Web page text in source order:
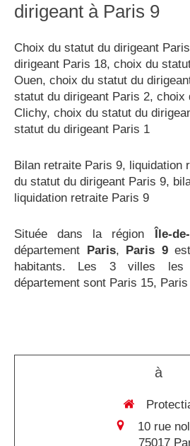
dirigeant à Paris 9
Choix du statut du dirigeant
dirigeant Paris 18, choix du
Ouen, choix du statut du
statut du dirigeant Paris 2, choix
Clichy, choix du statut du
statut du dirigeant Paris 1
Bilan retraite Paris 9, liquidation
du statut du dirigeant Paris 9,
liquidation retraite Paris 9
Située dans la région Île-
département Paris, Paris 9est
habitants. Les 3 villes les
département sont Paris 15,
à
10 rue
75017